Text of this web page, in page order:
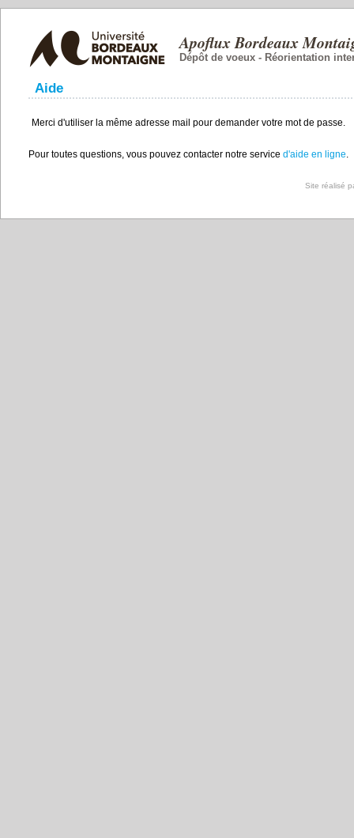
Apoflux Bordeaux
Dépôt de voeux - Réorientation
Aide
Merci d'utiliser la même adresse mail pour demander votre mot de passe.
Pour toutes questions, vous pouvez contacter notre service d'aide en ligne.
Site réalisé